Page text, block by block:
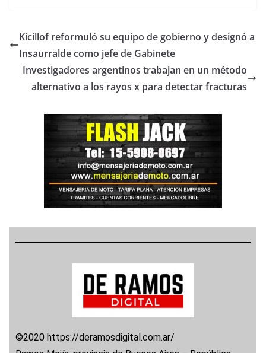
Kicillof reformuló su equipo de gobierno y designó a
Insaurralde como jefe de Gabinete
Investigadores argentinos trabajan en un método
alternativo a los rayos x para detectar fracturas
©2020 https://deramosdigital.com.ar/